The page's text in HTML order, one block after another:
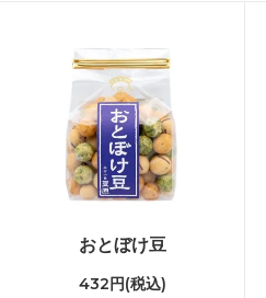
おとぼけ豆
432円(税込)